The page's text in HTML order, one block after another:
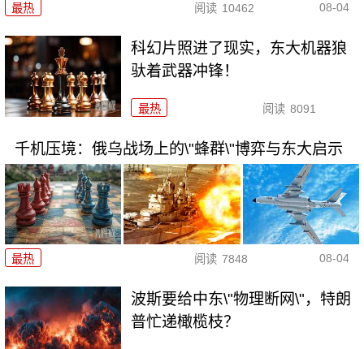
最热 阅读 10462 08-04
科幻片照进了现实，东大机器狼
驮着武器冲锋！
最热 阅读 8091
千机压境：俄乌战场上的\"蜂群\"博弈与东大启示
最热 阅读 7848 08-04
波斯要给中东\"物理断网\"，特朗
普忙递橄榄枝？